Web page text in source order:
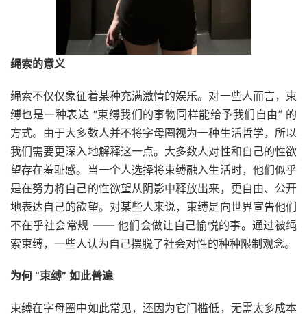
绳索的意义
绳索不仅仅象征着某种充满激情的娱乐。对一些人而言，束
缚也是一种表达 “束缚我们的事物同样能给予我们自由” 的
方式。由于大多数人并不将字母圈视为一种生活哲学，所以
我们需要更深入地解释这一点。大多数人对性和自己的性欲
望存在羞耻感。当一个人选择将束缚融入生活时，他们似乎
是在努力将自己的性欲望从阴影中释放出来，更自由、公开
地表达自己的欲望。对某些人来说，束缚是向世界宣告他们
不在乎社会常规 —— 他们会做让自己愉悦的事。通过被绳
索束缚，一些人认为自己摆脱了社会对性的种种限制观念。
为何 “束缚” 如此普遍
束缚在字母圈中如此常见，还因为它门槛低，无需太多成本